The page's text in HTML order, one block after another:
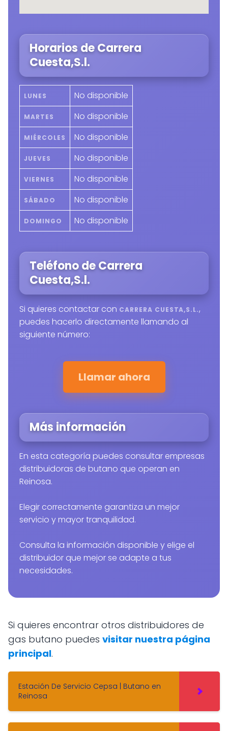
Horarios de Carrera
Cuesta,S.l.
LUNES No disponible
MARTES No disponible
MIÉRCOLES No disponible
JUEVES No disponible
VIERNES No disponible
SÁBADO No disponible
DOMINGO No disponible
Teléfono de Carrera
Cuesta,S.l.
Si quieres contactar con CARRERA CUESTA,S.L.,
puedes hacerlo directamente llamando al
siguiente número:
Llamar ahora
Más información
En esta categoría puedes consultar empresas
distribuidoras de butano que operan en
Reinosa.
Elegir correctamente garantiza un mejor
servicio y mayor tranquilidad.
Consulta la información disponible y elige el
distribuidor que mejor se adapte a tus
necesidades.
Si quieres encontrar otros distribuidores de
gas butano puedes visitar nuestra página
principal.
Estación De Servicio Cepsa | Butano en
Reinosa